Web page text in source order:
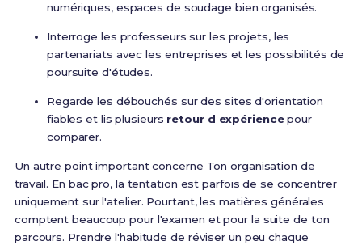
numériques, espaces de soudage bien organisés.
Interroge les professeurs sur les projets, les
partenariats avec les entreprises et les possibilités de
poursuite d'études.
Regarde les débouchés sur des sites d'orientation
fiables et lis plusieurs retour d expériencepour
comparer.
Un autre point important concerne Ton organisation de
travail. En bac pro, la tentation est parfois de se concentrer
uniquement sur l'atelier. Pourtant, les matières générales
comptent beaucoup pour l'examen et pour la suite de ton
parcours. Prendre l'habitude de réviser un peu chaque